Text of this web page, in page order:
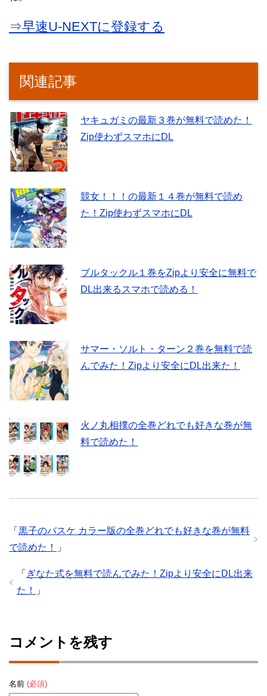
⇒早速U-NEXTに登録する
関連記事
ヤキュガミの最新３巻が無料で読めた！
Zip使わずスマホにDL
競女！！！の最新１４巻が無料で読め
た！Zip使わずスマホにDL
ブルタックル１巻をZipより安全に無料で
DL出来るスマホで読める！
サマー・ソルト・ターン２巻を無料で読
んでみた！Zipより安全にDL出来た！
火ノ丸相撲の全巻どれでも好きな巻が無
料で読めた！
「 黒子のバスケ カラー版の全巻どれでも好きな巻が無料
で読めた！
」
「 ぎなた式を無料で読んでみた！Zipより安全にDL出来
た！
」
コメントを残す
名前 (必須)